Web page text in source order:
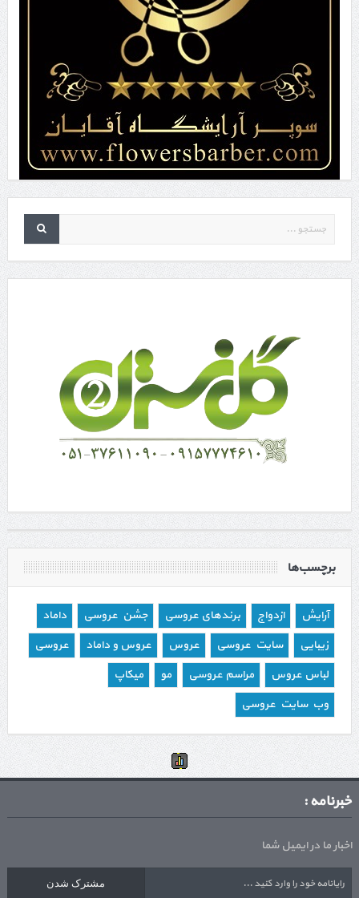
برچسب‌ها
آرایش ازدواج برندهای عروسی جشن عروسی
داماد
زیبایی
سایت عروسی عروس عروس و داماد
عروسی
لباس عروس
مراسم عروسی مو
میکاپ
وب سایت عروسی
خبرنامه :
اخبار ما در ایمیل شما
مشترک شدن